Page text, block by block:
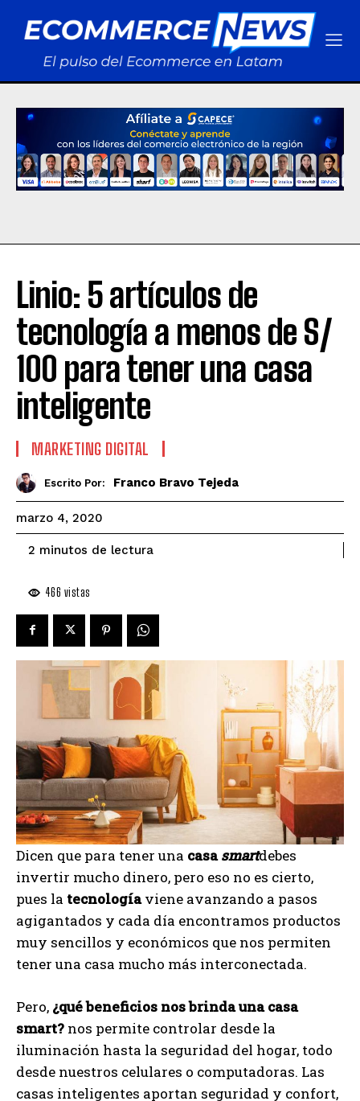
Linio: 5 artículos de
tecnología a menos de S/
100 para tener una casa
inteligente
MARKETING DIGITAL
Escrito Por: Franco Bravo Tejeda
marzo 4, 2020
2 minutos de lectura
466 vistas
Dicen que para tener una casasmartdebes
invertir mucho dinero, pero eso no es cierto,
pues la tecnologíaviene avanzando a pasos
agigantados y cada día encontramos productos
muy sencillos y económicos que nos permiten
tener una casa mucho más interconectada.
Pero, ¿qué beneficios nos brinda una casa
smart? nos permite controlar desde la
iluminación hasta la seguridad del hogar, todo
desde nuestros celulares o computadoras. Las
casas inteligentes aportan seguridad y confort,